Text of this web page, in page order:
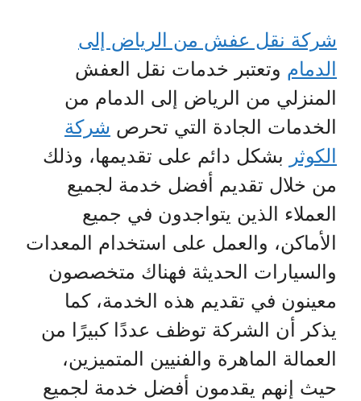
شركة نقل عفش من الرياض إلى
الدمام وتعتبر خدمات نقل العفش
المنزلي من الرياض إلى الدمام من
الخدمات الجادة التي تحرص شركة
الكوثر بشكل دائم على تقديمها، وذلك
من خلال تقديم أفضل خدمة لجميع
العملاء الذين يتواجدون في جميع
الأماكن، والعمل على استخدام المعدات
والسيارات الحديثة فهناك متخصصون
معينون في تقديم هذه الخدمة، كما
يذكر أن الشركة توظف عددًا كبيرًا من
العمالة الماهرة والفنيين المتميزين،
حيث إنهم يقدمون أفضل خدمة لجميع